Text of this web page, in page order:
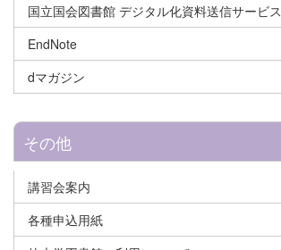
国立国会図書館 デジタル化資料送信サービス
EndNote
dマガジン
その他
講習会案内
各種申込用紙